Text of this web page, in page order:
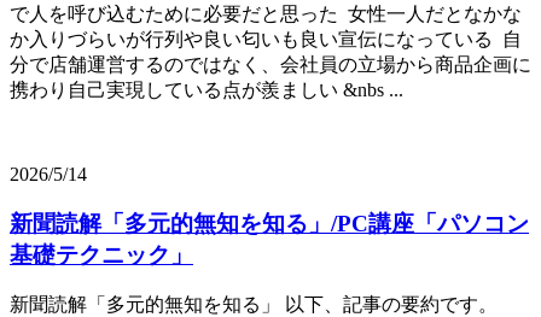
で人を呼び込むために必要だと思った 女性一人だとなかな
か入りづらいが行列や良い匂いも良い宣伝になっている 自
分で店舗運営するのではなく、会社員の立場から商品企画に
携わり自己実現している点が羨ましい &nbs ...
2026/5/14
新聞読解「多元的無知を知る」/PC講座「パソコン
基礎テクニック」
新聞読解「多元的無知を知る」 以下、記事の要約です。